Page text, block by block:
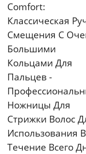
Comfort:
Классическая
Смещения С
Большими
Кольцами Для
Пальцев -
Ножницы Для
Стрижки Волос
Использования В
Течение Всего